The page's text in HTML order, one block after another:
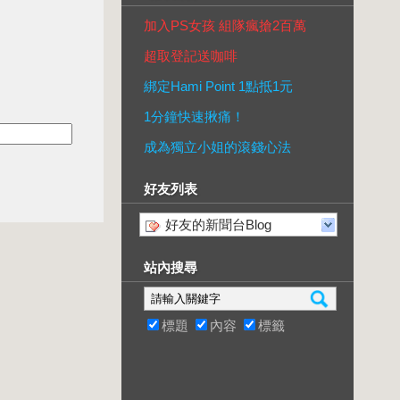
加入PS女孩 組隊瘋搶2百萬
超取登記送咖啡
綁定Hami Point 1點抵1元
1分鐘快速揪痛！
成為獨立小姐的滾錢心法
好友列表
好友的新聞台Blog
站內搜尋
標題 內容 標籤